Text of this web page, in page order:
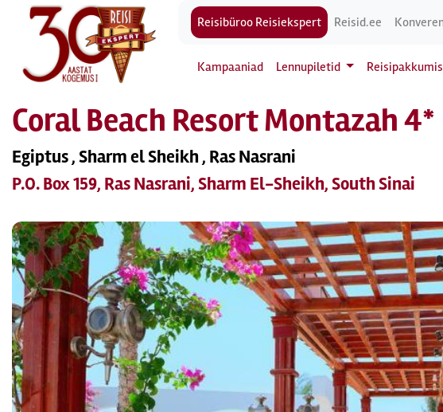
Reisibüroo Reisiekspert Reisid.ee
Kampaaniad Lennupiletid
Coral Beach Resort Montazah 4*
Egiptus , Sharm el Sheikh , Ras Nasrani
P.O. Box 159, Ras Nasrani, Sharm El-Sheikh, South Sinai